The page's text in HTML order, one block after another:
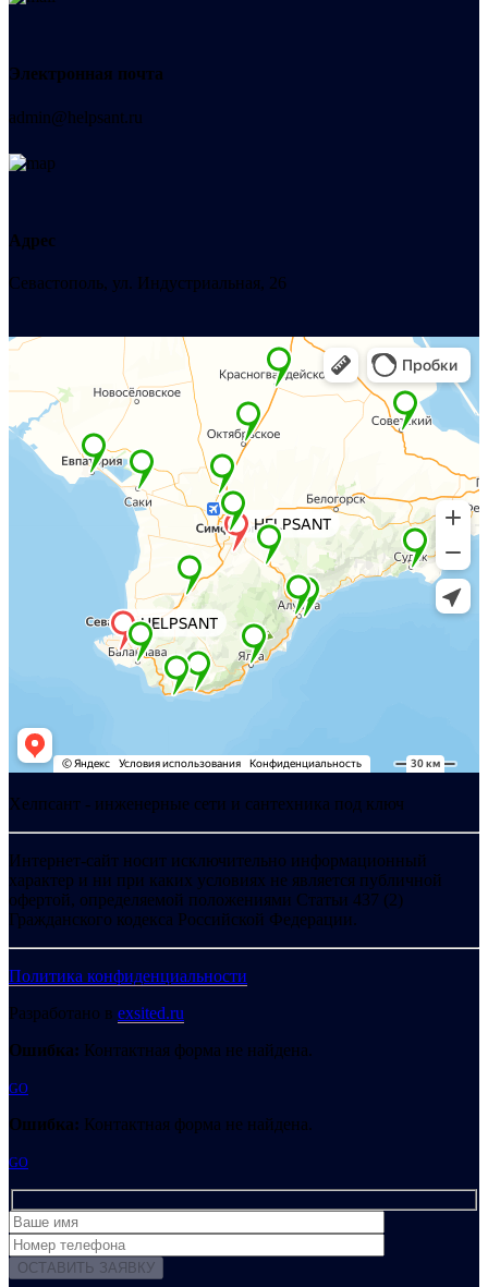
Электронная почта
admin@helpsant.ru
Адрес
Севастополь, ул. Индустриальная, 26
Хелпсант - инженерные сети и сантехника под ключ
Интернет-сайт носит исключительно информационный
характер и ни при каких условиях не является публичной
офертой, определяемой положениями Статьи 437 (2)
Гражданского кодекса Российской Федерации.
Политика конфиденциальности
Разработано в exsited.ru
Ошибка: Контактная форма не найдена.
GO
Ошибка: Контактная форма не найдена.
GO